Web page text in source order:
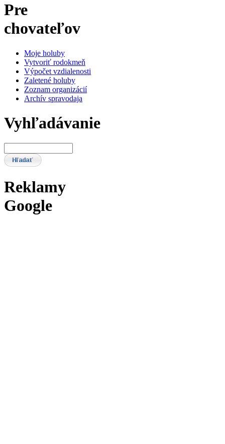
Pre
chovateľov
Moje holuby
Vytvoriť rodokmeň
Výpočet vzdialenosti
Zaletené holuby
Zoznam organizácií
Archív spravodaja
Vyhľadávanie
Reklamy
Google